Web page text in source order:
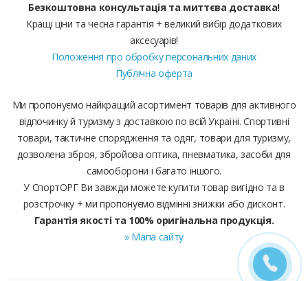
Безкоштовна консультація та миттєва доставка!
Кращі ціни та чесна гарантія + великий вибір додаткових
аксесуарів!
Положення про обробку персональних даних
Публічна оферта
Ми пропонуємо найкращий асортимент товарів для активного
відпочинку й туризму з доставкою по всій Україні. Спортивні
товари, тактичне спорядження та одяг, товари для туризму,
дозволена зброя, збройова оптика, пневматика, засоби для
самооборони і багато іншого.
У СпортОРГ Ви завжди можете купити товар вигідно та в
розстрочку + ми пропонуємо відмінні знижки або дисконт.
Гарантія якості та 100% оригінальна продукція.
» Мапа сайту